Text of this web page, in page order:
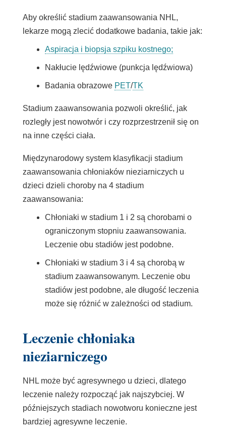
Aby określić stadium zaawansowania NHL,
lekarze mogą zlecić dodatkowe badania, takie jak:
Aspiracja i biopsja szpiku kostnego;
Nakłucie lędźwiowe (punkcja lędźwiowa)
Badania obrazowe PET/TK
Stadium zaawansowania pozwoli określić, jak
rozległy jest nowotwór i czy rozprzestrzenił się on
na inne części ciała.
Międzynarodowy system klasyfikacji stadium
zaawansowania chłoniaków nieziarniczych u
dzieci dzieli choroby na 4 stadium
zaawansowania:
Chłoniaki w stadium 1 i 2 są chorobami o
ograniczonym stopniu zaawansowania.
Leczenie obu stadiów jest podobne.
Chłoniaki w stadium 3 i 4 są chorobą w
stadium zaawansowanym. Leczenie obu
stadiów jest podobne, ale długość leczenia
może się różnić w zależności od stadium.
Leczenie chłoniaka
nieziarniczego
NHL może być agresywnegou dzieci, dlatego
leczenie należy rozpocząć jak najszybciej. W
późniejszych stadiach nowotworu konieczne jest
bardziej agresywne leczenie.